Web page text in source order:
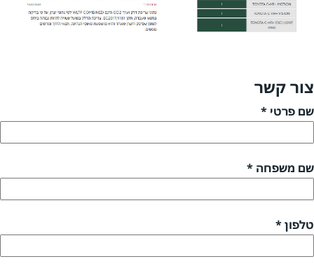
צור קשר
שם פרטי *
שם משפחה *
טלפון *